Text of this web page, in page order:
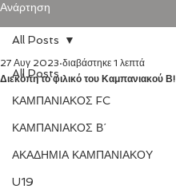
Ανάρτηση
All Posts
ΚΑΜΠΑΝΙΑΚΟΣ FC
ΚΑΜΠΑΝΙΑΚΟΣ Β΄
ΑΚΑΔΗΜΙΑ ΚΑΜΠΑΝΙΑΚΟΥ
U19
All Posts
Διεκόπη το φιλικό του Καμπανιακού Β!
27 Αυγ 2023 διαβάστηκε 1 λεπτά